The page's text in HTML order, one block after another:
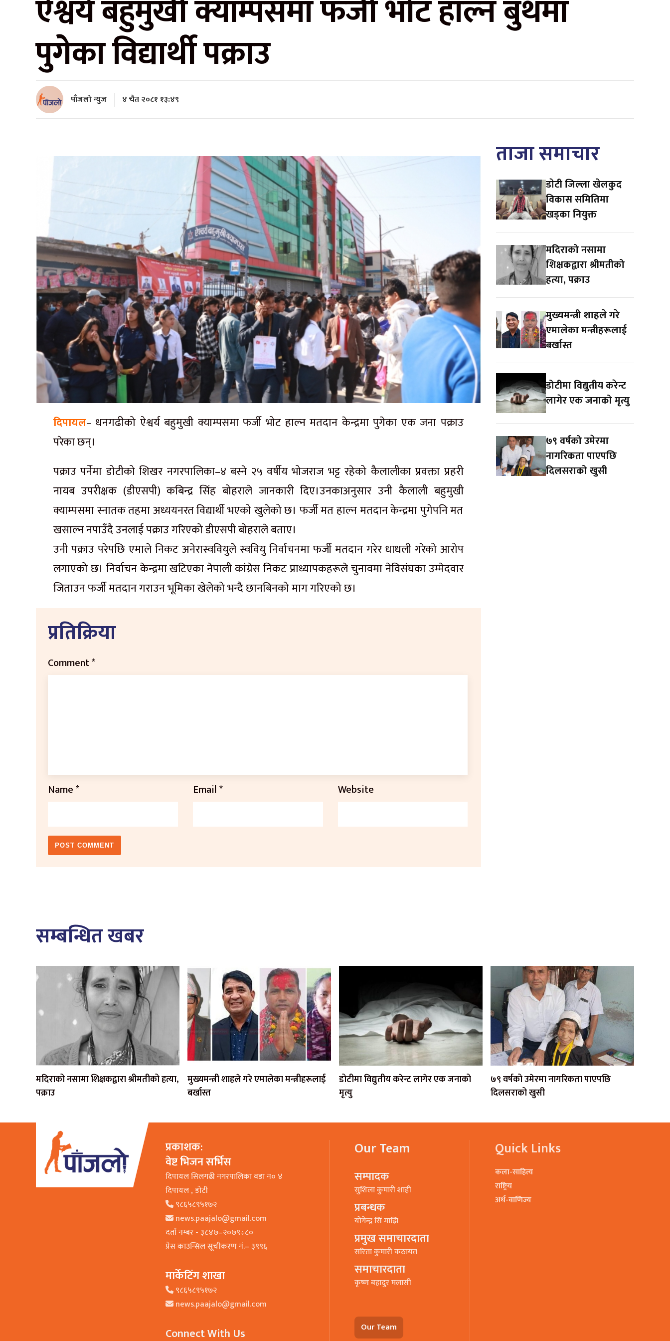
ऐश्वर्य बहुमुखी क्याम्पसमा फर्जी भोट हाल्न बुथमा
पुगेका विद्यार्थी पक्राउ
पाँजलो न्युज ४ चैत २०८१ १३:४९
दिपायल– धनगढीको ऐश्वर्य बहुमुखी क्याम्पसमा फर्जी भोट हाल्न मतदान केन्द्रमा पुगेका एक जना पक्राउ
परेका छन्।
पक्राउ पर्नेमा डोटीको शिखर नगरपालिका–४ बस्ने २५ वर्षीय भोजराज भट्ट रहेको कैलालीका प्रवक्ता प्रहरी
नायब उपरीक्षक (डीएसपी) कबिन्द्र सिंह बोहराले जानकारी दिए।उनकाअनुसार उनी कैलाली बहुमुखी
क्याम्पसमा स्नातक तहमा अध्ययनरत विद्यार्थी भएको खुलेको छ। फर्जी मत हाल्न मतदान केन्द्रमा पुगेपनि मत
खसाल्न नपाउँदै उनलाई पक्राउ गरिएको डीएसपी बोहराले बताए।
उनी पक्राउ परेपछि एमाले निकट अनेरास्ववियुले स्ववियु निर्वाचनमा फर्जी मतदान गरेर धाधली गरेको आरोप
लगाएको छ। निर्वाचन केन्द्रमा खटिएका नेपाली कांग्रेस निकट प्राध्यापकहरूले चुनावमा नेविसंघका उम्मेदवार
जिताउन फर्जी मतदान गराउन भूमिका खेलेको भन्दै छानबिनको माग गरिएको छ।
प्रतिक्रिया
Comment*
Name* Email* Website
ताजा समाचार
डाेटी जिल्ला खेलकुद
विकास समितिमा
खड्का नियुक्त
मदिराको नसामा
शिक्षकद्वारा श्रीमतीको
हत्या, पक्राउ
मुख्यमन्त्री शाहले गरे
एमालेका मन्त्रीहरूलाई
बर्खास्त
डोटीमा विद्युतीय करेन्ट
लागेर एक जनाको मृत्यु
७९ वर्षको उमेरमा
नागरिकता पाएपछि
दिलसराको खुसी
सम्बन्धित खबर
मदिराको नसामा शिक्षकद्वारा श्रीमतीको हत्या,
पक्राउ
मुख्यमन्त्री शाहले गरे एमालेका मन्त्रीहरूलाई
बर्खास्त
डोटीमा विद्युतीय करेन्ट लागेर एक जनाको
मृत्यु
७९ वर्षको उमेरमा नागरिकता पाएपछि
दिलसराको खुसी
प्रकाशक:
वेष्ट भिजन सर्भिस
दिपायल सिलगढी नगरपालिका वडा न० ४
दिपायल , डाेटी
९८६५८९५१७२
news.paajalo@gmail.com
दर्ता नम्बर - ३८४७–२०७९÷८०
प्रेस काउन्सिल सूचीकरण नं.– ३९९६
मार्केटिंग शाखा
९८६५८९५१७२
news.paajalo@gmail.com
Connect With Us
Our Team
सम्पादक
सुशिला कुमारी शाही
प्रबन्धक
याेगेन्द्र सिं माझि
प्रमुख समाचारदाता
सरिता कुमारी कठायत
समाचारदाता
कृष्ण बहादुर मलासी
Our Team
Quick Links
कला-साहित्य
राष्ट्रिय
अर्थ-वाणिज्य